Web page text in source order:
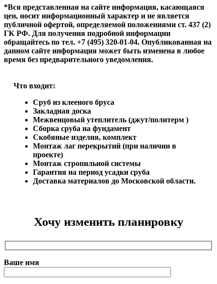
*Вся представленная на сайте информация, касающаяся
цен, носит информационный характер и не является
публичной офертой, определяемой положениями ст. 437 (2)
ГК РФ. Для получения подробной информации
обращайтесь по тел. +7 (495) 320-01-04. Опубликованная на
данном сайте информация может быть изменена в любое
время без предварительного уведомления.
Что входит:
Сруб из клееного бруса
Закладная доска
Межвенцовый утеплитель (джут/политерм )
Сборка сруба на фундамент
Скобяные изделия, комплект
Монтаж лаг перекрытий (при наличии в
проекте)
Монтаж стропильной системы
Гарантия на период усадки сруба
Доставка материалов до Московской области.
Хочу изменить планировку
Ваше имя